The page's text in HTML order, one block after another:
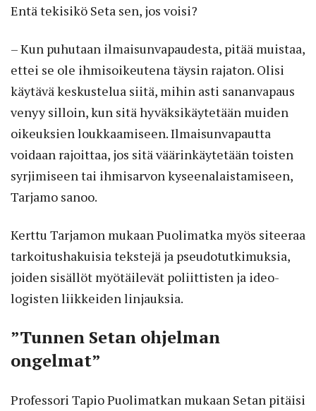
Entä tekisikö Seta sen, jos voisi?
– Kun puhutaan ilmaisunvapaudesta, pitää muistaa,
ettei se ole ihmisoikeu­tena täysin rajaton. Olisi
käytävä keskustelua siitä, mihin asti sananvapaus
venyy silloin, kun sitä hyväksikäytetään muiden
oikeuksien loukkaamiseen. Ilmaisunvapautta
voidaan rajoittaa, jos sitä väärinkäytetään toisten
syrjimiseen tai ihmisarvon kyseenalaistamiseen,
Tarjamo sanoo.
Kerttu Tarjamon mukaan Puolimatka myös siteeraa
tarkoitushakuisia tekstejä ja pseudotutkimuksia,
joiden sisällöt myötäilevät poliittisten ja ideo­
logisten liikkeiden linjauksia.
”Tunnen Setan ohjelman
ongelmat”
Professori Tapio Puolimatkan mukaan Setan pitäisi